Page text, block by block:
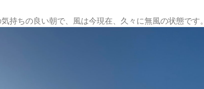
持ちの良い朝で、風は今現在、久々に無風の状態です。